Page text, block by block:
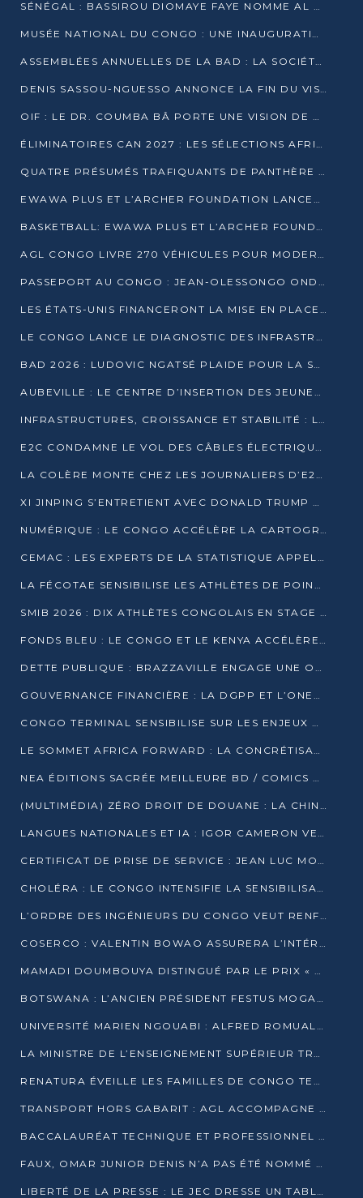
SÉNÉGAL : BASSIROU DIOMAYE FAYE NOMME AL AMINOU LÔ PREMIER MINISTRE
MUSÉE NATIONAL DU CONGO : UNE INAUGURATION PORTEUSE D’ESPOIR POUR LA CULTURE
ASSEMBLÉES ANNUELLES DE LA BAD : LA SOCIÉTÉ CIVILE CONGOLAISE À LA RECHERCHE DE PARTENAIRES POUR SES PROJETS
DENIS SASSOU-NGUESSO ANNONCE LA FIN DU VISA POUR LES AFRICAINS EN 2027
OIF : LE DR. COUMBA BÂ PORTE UNE VISION DE DIALOGUE, DE STABILITÉ ET DE RÉFORME À LA TÊTE
ÉLIMINATOIRES CAN 2027 : LES SÉLECTIONS AFRICAINES CONNAISSENT LEURS ADVERSAIRES
QUATRE PRÉSUMÉS TRAFIQUANTS DE PANTHÈRE ARRÊTÉS À EWO
EWAWA PLUS ET L’ARCHER FOUNDATION LANCENT UN CAMP DE BASKET POUR LES JEUNES À BRAZZAVILLE
BASKETBALL: EWAWA PLUS ET L’ARCHER FOUNDATION LANCENT UN CAMP POUR LES JEUNES
AGL CONGO LIVRE 270 VÉHICULES POUR MODERNISER LE TRANSPORT URBAIN
PASSEPORT AU CONGO : JEAN-OLESSONGO ONDAYE VEUT METTRE FIN AUX LENTEURS ADMINISTRATIVES
LES ÉTATS-UNIS FINANCERONT LA MISE EN PLACE DE JUSQU’À 50 CLINIQUES DE LUTTE CONTRE L’EBOLA
LE CONGO LANCE LE DIAGNOSTIC DES INFRASTRUCTURES SPORTIVES DU COMPLEXE DE KINTÉLÉ
BAD 2026 : LUDOVIC NGATSÉ PLAIDE POUR LA SOUVERAINETÉ FINANCIÈRE AFRICAINE
AUBEVILLE : LE CENTRE D’INSERTION DES JEUNES PRÊT À OUVRIR SES PORTES
INFRASTRUCTURES, CROISSANCE ET STABILITÉ : LA GUINÉE AFFÛTE SES AMBITIONS
E2C CONDAMNE LE VOL DES CÂBLES ÉLECTRIQUES APRÈS UNE VIDÉO VIRALE
LA COLÈRE MONTE CHEZ LES JOURNALIERS D’E2C QUI DÉNONCENT 20 ANS DE PRÉCARITÉ
XI JINPING S’ENTRETIENT AVEC DONALD TRUMP À BEIJING
NUMÉRIQUE : LE CONGO ACCÉLÈRE LA CARTOGRAPHIE DE SES INFRASTRUCTURES DIGITALES
CEMAC : LES EXPERTS DE LA STATISTIQUE APPELLENT À RENFORCER LA SÉCURISATION DES DONNÉES
LA FÉCOTAE SENSIBILISE LES ATHLÈTES DE POINTE-NOIRE À L’HYGIÈNE ALIMENTA
SMIB 2026 : DIX ATHLÈTES CONGOLAIS EN STAGE AU KENYA
FONDS BLEU : LE CONGO ET LE KENYA ACCÉLÈRENT LA MOBILISATION DES FINANCEMENTS
DETTE PUBLIQUE : BRAZZAVILLE ENGAGE UNE OPÉRATION DE RACHAT DE 575 MILLIONS DE DOLLARS
GOUVERNANCE FINANCIÈRE : LA DGPP ET L’ONEC-C VERS UN PARTENARIAT POUR ASSAINIR LES ENTREPRISES PUBLIQUES
CONGO TERMINAL SENSIBILISE SUR LES ENJEUX DE LA SANTÉ MENTALE EN
LE SOMMET AFRICA FORWARD : LA CONCRÉTISATION DE PARTENARIATS ÉQUILIBRÉS ET TOURNÉS VERS L’AVENIR ENTRE LE CONTINENT AFRICAIN ET LA FRANCE
NEA ÉDITIONS SACRÉE MEILLEURE BD / COMICS D’AFRIQUE AU KENYA
(MULTIMÉDIA) ZÉRO DROIT DE DOUANE : LA CHINE ET L’AFRIQUE VERS UNE PROXIMITÉ SANS PRÉCÉDENT (PAPIER GÉNÉRAL)
LANGUES NATIONALES ET IA : IGOR CAMERON VEUT ARRIMER LA STRATÉGIE IA À LA LOI SUR LA RECHERCHE
CERTIFICAT DE PRISE DE SERVICE : JEAN LUC MOUTHOU DÉMENT UNE « FAKE NEWS »
CHOLÉRA : LE CONGO INTENSIFIE LA SENSIBILISATION AU MARCHÉ DE TALANGAÏ
L’ORDRE DES INGÉNIEURS DU CONGO VEUT RENFORCER L’ÉTHIQUE ET LA CRÉDIBILITÉ DE LA PROFESSION
COSERCO : VALENTIN BOWAO ASSURERA L’INTÉRIM À LA TÊTE DU BUREAU EXÉCUTIF NATIONAL
MAMADI DOUMBOUYA DISTINGUÉ PAR LE PRIX « SUPER GRAND BÂTISSEUR BABACAR N’DIAYE »
BOTSWANA : L’ANCIEN PRÉSIDENT FESTUS MOGAE EST MORT À 86 ANS
UNIVERSITÉ MARIEN NGOUABI : ALFRED ROMUALD NGUYA POATY SOUTIENT UNE THÈSE SUR LE PARADOXE DE LA CROISSANCE EN ZONE CEMAC
LA MINISTRE DE L’ENSEIGNEMENT SUPÉRIEUR TRACE SA FEUILLE DE ROUTE
RENATURA ÉVEILLE LES FAMILLES DE CONGO TERMINAL À LA PROTECTION DE L’ENVIRONNEMENT
TRANSPORT HORS GABARIT : AGL ACCOMPAGNE LE DÉVELOPPEMENT DU SECTEUR BRASSICOLE AU CONGO
BACCALAURÉAT TECHNIQUE ET PROFESSIONNEL : 16 352 CANDIDATS LANCÉS DANS LES ÉPREUVES D’EPS
FAUX, OMAR JUNIOR DENIS N’A PAS ÉTÉ NOMMÉ AIDE DE CAMP ADJOINT DE DENIS SASSOU NGUESSO
LIBERTÉ DE LA PRESSE : LE JEC DRESSE UN TABLEAU PRÉOCCUPANT AU CONGO